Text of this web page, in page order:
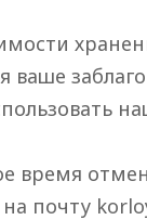
ваше
время
почту